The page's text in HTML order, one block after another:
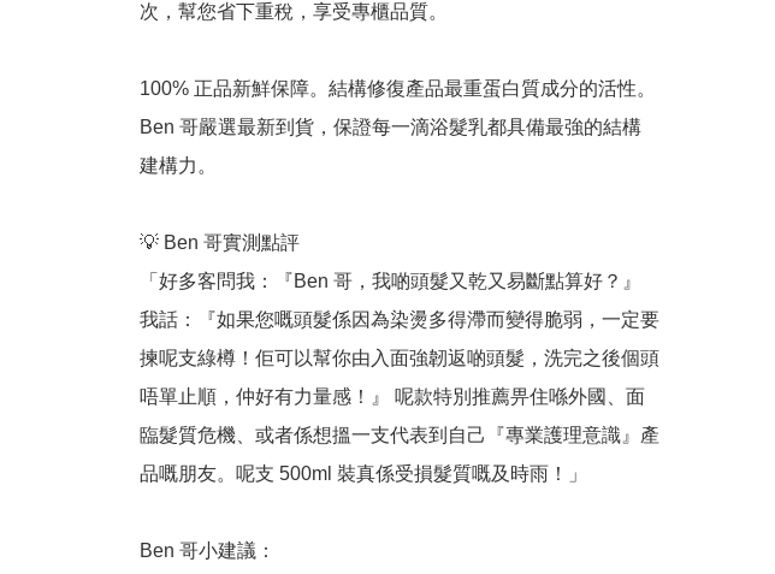
次，幫您省下重稅，享受專櫃品質。
100% 正品新鮮保障。結構修復產品最重蛋白質成分的活性。
Ben 哥嚴選最新到貨，保證每一滴浴髮乳都具備最強的結構
建構力。
💡 Ben 哥實測點評
「好多客問我：『Ben 哥，我啲頭髮又乾又易斷點算好？』
我話：『如果您嘅頭髮係因為染燙多得滯而變得脆弱，一定要
揀呢支綠樽！佢可以幫你由入面強韌返啲頭髮，洗完之後個頭
唔單止順，仲好有力量感！』 呢款特別推薦畀住喺外國、面
臨髮質危機、或者係想搵一支代表到自己『專業護理意識』產
品嘅朋友。呢支 500ml 裝真係受損髮質嘅及時雨！」
Ben 哥小建議：